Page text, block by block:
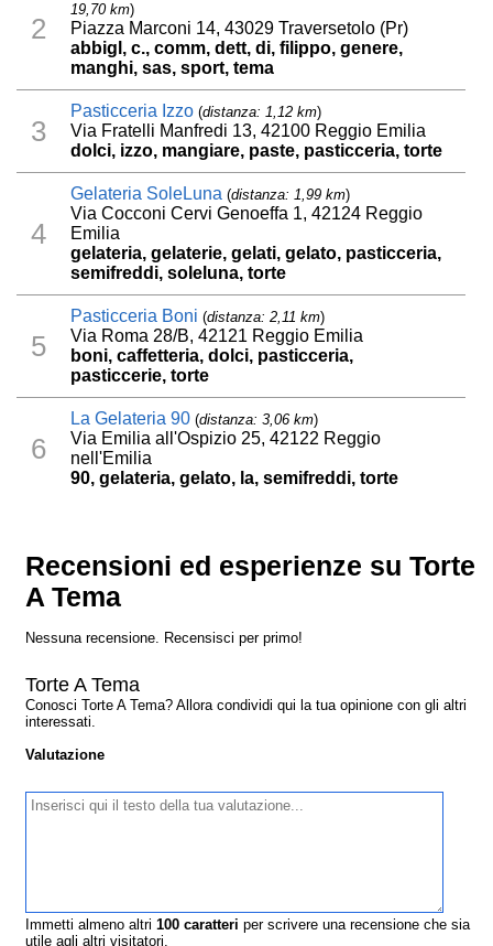
2
19,70 km)
Piazza Marconi 14, 43029 Traversetolo (Pr)
abbigl, c., comm, dett, di, filippo, genere,
manghi, sas, sport, tema
3
Pasticceria Izzo (distanza: 1,12 km)
Via Fratelli Manfredi 13, 42100 Reggio Emilia
dolci, izzo, mangiare, paste, pasticceria, torte
4
Gelateria SoleLuna (distanza: 1,99 km)
Via Cocconi Cervi Genoeffa 1, 42124 Reggio
Emilia
gelateria, gelaterie, gelati, gelato, pasticceria,
semifreddi, soleluna, torte
5
Pasticceria Boni (distanza: 2,11 km)
Via Roma 28/B, 42121 Reggio Emilia
boni, caffetteria, dolci, pasticceria,
pasticcerie, torte
6
La Gelateria 90 (distanza: 3,06 km)
Via Emilia all'Ospizio 25, 42122 Reggio
nell'Emilia
90, gelateria, gelato, la, semifreddi, torte
Recensioni ed esperienze su Torte
A Tema
Nessuna recensione. Recensisci per primo!
Torte A Tema
Conosci Torte A Tema? Allora condividi qui la tua opinione con gli altri
interessati.
Valutazione
Immetti almeno altri100 caratteri per scrivere una recensione che sia
utile agli altri visitatori.